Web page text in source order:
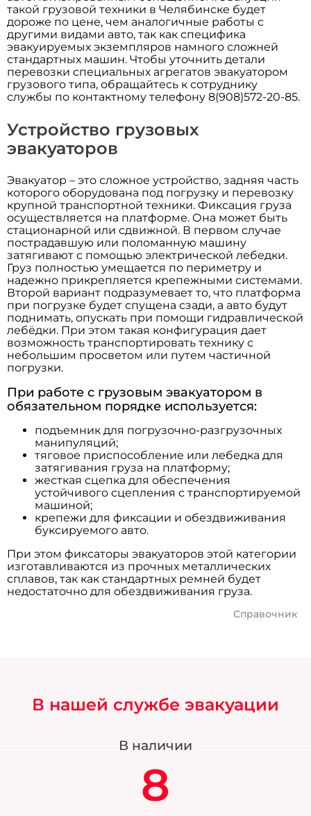
такой грузовой техники в Челябинске будет
дороже по цене, чем аналогичные работы с
другими видами авто, так как специфика
эвакуируемых экземпляров намного сложней
стандартных машин. Чтобы уточнить детали
перевозки специальных агрегатов эвакуатором
грузового типа, обращайтесь к сотруднику
службы по контактному телефону 8(908)572-20-85.
Устройство грузовых
эвакуаторов
Эвакуатор – это сложное устройство, задняя часть
которого оборудована под погрузку и перевозку
крупной транспортной техники. Фиксация груза
осуществляется на платформе. Она может быть
стационарной или сдвижной. В первом случае
пострадавшую или поломанную машину
затягивают с помощью электрической лебедки.
Груз полностью умещается по периметру и
надежно прикрепляется крепежными системами.
Второй вариант подразумевает то, что платформа
при погрузке будет спущена сзади, а авто будут
поднимать, опускать при помощи гидравлической
лебёдки. При этом такая конфигурация дает
возможность транспортировать технику с
небольшим просветом или путем частичной
погрузки.
При работе с грузовым эвакуатором в
обязательном порядке используется:
подъемник для погрузочно-разгрузочных
манипуляций;
тяговое приспособление или лебедка для
затягивания груза на платформу;
жесткая сцепка для обеспечения
устойчивого сцепления с транспортируемой
машиной;
крепежи для фиксации и обездвиживания
буксируемого авто.
При этом фиксаторы эвакуаторов этой категории
изготавливаются из прочных металлических
сплавов, так как стандартных ремней будет
недостаточно для обездвиживания груза.
Справочник
В нашей службе эвакуации
В наличии
8